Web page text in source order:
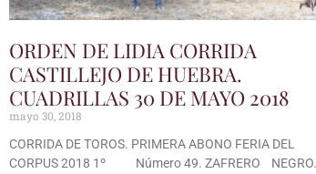
ORDEN DE LIDIA CORRIDA
CASTILLEJO DE HUEBRA.
CUADRILLAS 30 DE MAYO 2018
mayo 30, 2018
CORRIDA DE TOROS. PRIMERA ABONO FERIA DEL
CORPUS 2018 1º Número 49. ZAFRERO NEGRO.